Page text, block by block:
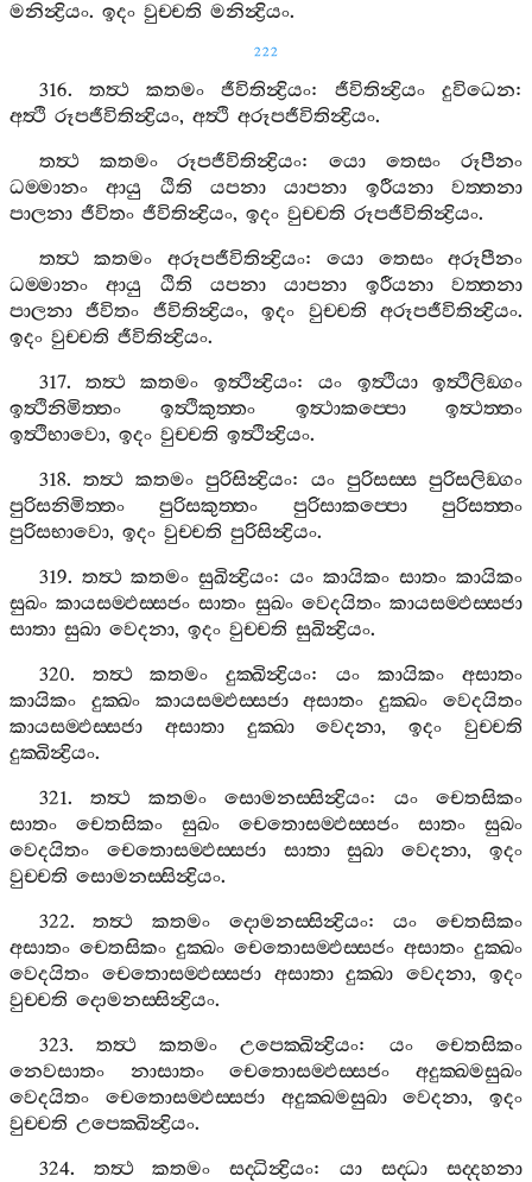
මනින්‍ද්‍රියං. ඉදං වුච‍්චති මනින්‍ද්‍රියං.
222
316. තත්‍ථ කතමං ජීවිතින්‍ද්‍රියං: ජීවිතින්‍ද්‍රියං දුවිධෙන:
අත්‍ථි රූපජීවිතින්‍ද්‍රියං, අත්‍ථි අරූපජීවිතින්‍ද්‍රියං.
තත්‍ථ
කතමං රූපජීවිතින්‍ද්‍රියං:යො තෙසං
රූපීනං
ධම‍්මානං
ආයු ඨිති යපනා යාපනා ඉරීයනා
වත‍්තනා
පාලනා ජීවිතං ජීවිතින්‍ද්‍රියං, ඉදං වුච‍්චති රූපජීවිතින්‍ද්‍රියං.
තත්‍ථ
කතමං අරූපජීවිතින්‍ද්‍රියං:යො තෙසං
අරූපීනං
ධම‍්මානං
ආයු ඨිති යපනා යාපනා ඉරීයනා
වත‍්තනා
පාලනා
ජීවිතං ජීවිතින්‍ද්‍රියං,ඉදං වුච‍්චති අරූපජීවිතින්‍ද්‍රියං.
ඉදං වුච‍්චති ජීවිතින්‍ද්‍රියං.
317.තත්‍ථ කතමං ඉත්‍ථින්‍ද්‍රියං:යං ඉත්‍ථියා
ඉත්‍ථිලිඞ‍්ගං
ඉත්‍ථිනිමිත‍්තං
ඉත්‍ථිකුත‍්තං ඉත්‍ථාකප‍්පො
ඉත්‍ථත‍්තං
ඉත්‍ථිභාවො, ඉදං වුච‍්චති ඉත්‍ථින්‍ද්‍රියං.
318. තත්‍ථ කතමං පුරිසින්‍ද්‍රියං: යං පුරිසස‍්ස පුරිසලිඞ‍්ගං
පුරිසනිමිත‍්තං
පුරිසකුත‍්තං පුරිසාකප‍්පො
පුරිසත‍්තං
පුරිසභාවො, ඉදං වුච‍්චති පුරිසින්‍ද්‍රියං.
319. තත්‍ථ කතමං සුඛින්‍ද්‍රියං:යං කායිකං සාතං කායිකං
සුඛං කායසම‍්ඵස‍්සජං සාතං සුඛං වෙදයිතං කායසම‍්ඵස‍්සජා
සාතා සුඛා වෙදනා, ඉදං වුච‍්චති සුඛින්‍ද්‍රියං.
320. තත්‍ථ කතමං දුක‍්ඛින්‍ද්‍රියං:යං කායිකං
අසාතං
කායිකං
දුක‍්ඛං කායසම‍්ඵස‍්සජා අසාතං දුක‍්ඛං
වෙදයිතං
කායසම‍්ඵස‍්සජා
අසාතා දුක‍්ඛා වෙදනා,ඉදං
වුච‍්චති
දුක‍්ඛින්‍ද්‍රියං.
321. තත්‍ථ කතමං සොමනස‍්සින්‍ද්‍රියං: යං
චෙතසිකං
සාතං
චෙතසිකං සුඛං චෙතොසම‍්ඵස‍්සජං සාතං
සුඛං
වෙදයිතං
චෙතොසම‍්ඵස‍්සජා සාතා සුඛා වෙදනා,ඉදං
වුච‍්චති සොමනස‍්සින්‍ද්‍රියං.
322.තත්‍ථ කතමං දොමනස‍්සින්‍ද්‍රියං:යං
චෙතසිකං
අසාතං චෙතසිකං දුක‍්ඛං චෙතොසම‍්ඵස‍්සජං අසාතං දුක‍්ඛං
වෙදයිතං චෙතොසම‍්ඵස‍්සජා අසාතා දුක‍්ඛා වෙදනා,ඉදං
වුච‍්චති දොමනස‍්සින්‍ද්‍රියං.
323. තත්‍ථ කතමං උපෙක‍්ඛින්‍ද්‍රියං: යං
චෙතසිකං
නෙවසාතං
නාසාතං චෙතොසම‍්ඵස‍්සජං
අදුක‍්ඛමසුඛං
වෙදයිතං
චෙතොසම‍්ඵස‍්සජා අදුක‍්ඛමසුඛා වෙදනා, ඉදං
වුච‍්චති උපෙක‍්ඛින්‍ද්‍රියං.
324. තත්‍ථ කතමං සද‍්ධින්‍ද්‍රියං:යා සද‍්ධා
සද‍්දහනා